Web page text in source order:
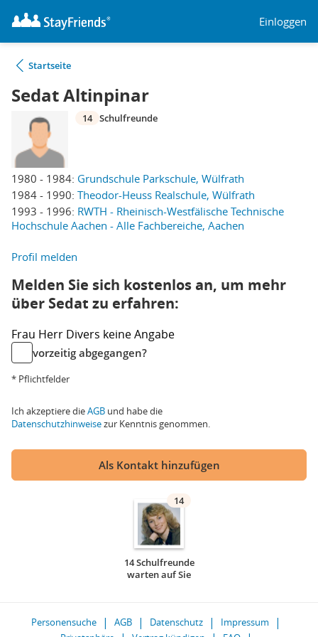
Einloggen
Startseite
Sedat Altinpinar
1980 - 1984: Grundschule Parkschule, Wülfrath
1984 - 1990: Theodor-Heuss Realschule, Wülfrath
1993 - 1996: RWTH - Rheinisch-Westfälische Technische
Hochschule Aachen - Alle Fachbereiche, Aachen
14 Schulfreunde
Profil melden
Melden Sie sich kostenlos an, um mehr
über Sedat zu erfahren:
Frau Herr Divers keine Angabe
vorzeitig abgegangen?
* Pflichtfelder
Ich akzeptiere dieAGB und habe die
Datenschutzhinweisezur Kenntnis genommen.
Als Kontakt hinzufügen
14
14 Schulfreunde
warten auf Sie
Personensuche AGB Datenschutz
Impressum